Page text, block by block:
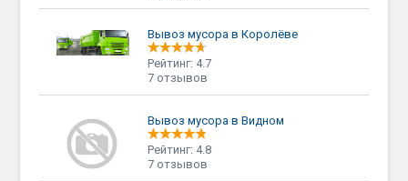
Вывоз мусора в Королёве
Рейтинг: 4.7
7 отзывов
Вывоз мусора в Видном
Рейтинг: 4.8
7 отзывов